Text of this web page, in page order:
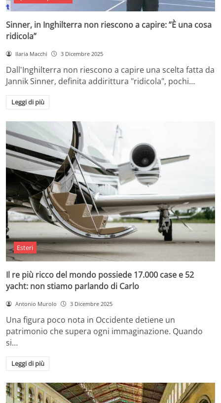
Sinner, in Inghilterra non riescono a capire: ”È una cosa
ridicola”
Ilaria Macchi 3 Dicembre 2025
Dall'Inghilterra non riescono a capire una scelta fatta da
Jannik Sinner, definita addirittura "ridicola", pochi…
Leggi di più
Esteri
Il re più ricco del mondo possiede 17.000 case e 52
yacht: non stiamo parlando di Carlo
Antonio Murolo 3 Dicembre 2025
Una figura poco nota in Occidente detiene un
patrimonio che supera ogni immaginazione. Quando
si…
Leggi di più